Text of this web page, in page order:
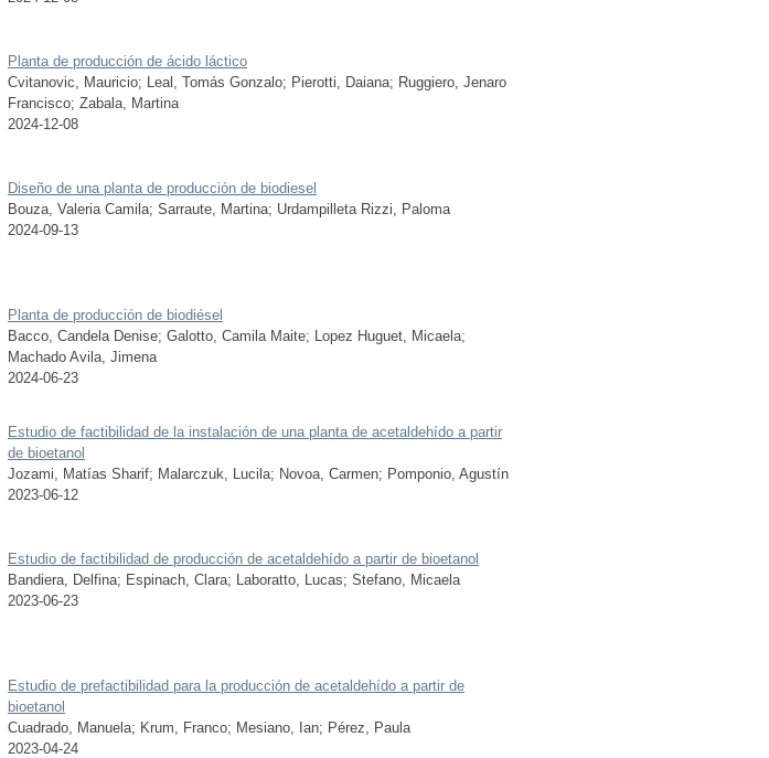
Planta de producción de ácido láctico
Cvitanovic, Mauricio; Leal, Tomás Gonzalo; Pierotti, Daiana; Ruggiero, Jenaro
Francisco; Zabala, Martina
2024-12-08
Diseño de una planta de producción de biodiesel
Bouza, Valeria Camila; Sarraute, Martina; Urdampilleta Rizzi, Paloma
2024-09-13
Planta de producción de biodiésel
Bacco, Candela Denise; Galotto, Camila Maite; Lopez Huguet, Micaela;
Machado Avila, Jimena
2024-06-23
Estudio de factibilidad de la instalación de una planta de acetaldehído a partir
de bioetanol
Jozami, Matías Sharif; Malarczuk, Lucila; Novoa, Carmen; Pomponio, Agustín
2023-06-12
Estudio de factibilidad de producción de acetaldehído a partir de bioetanol
Bandiera, Delfina; Espinach, Clara; Laboratto, Lucas; Stefano, Micaela
2023-06-23
Estudio de prefactibilidad para la producción de acetaldehído a partir de
bioetanol
Cuadrado, Manuela; Krum, Franco; Mesiano, Ian; Pérez, Paula
2023-04-24